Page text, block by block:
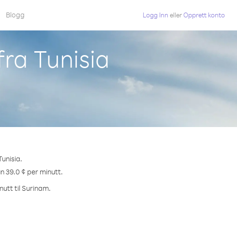
Blogg Logg Inn ellerOpprett konto
Tunisia
39.0 ¢ per minutt.
til Surinam.